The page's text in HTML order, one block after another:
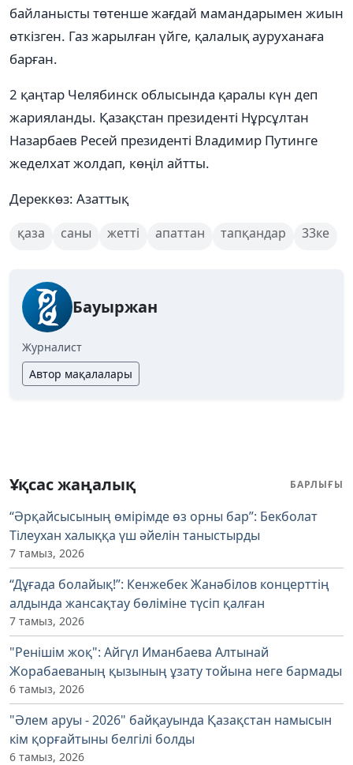
байланысты төтенше жағдай мамандарымен жиын
өткізген. Газ жарылған үйге, қалалық ауруханаға
барған.
2 қаңтар Челябинск облысында қаралы күн деп
жарияланды. Қазақстан президенті Нұрсұлтан
Назарбаев Ресей президенті Владимир Путинге
жеделхат жолдап, көңіл айтты.
Дереккөз: Азаттық
қаза саны жетті апаттан тапқандар 33ке
Бауыржан
Журналист
Автор мақалалары
Ұқсас жаңалық БАРЛЫҒЫ
“Әрқайсысының өмірімде өз орны бар”: Бекболат
Тілеухан халыққа үш әйелін таныстырды
7 тамыз, 2026
“Дұғада болайық!”: Кенжебек Жанәбілов концерттің
алдында жансақтау бөліміне түсіп қалған
7 тамыз, 2026
"Ренішім жоқ": Айгүл Иманбаева Алтынай
Жорабаеваның қызының ұзату тойына неге бармады
6 тамыз, 2026
"Әлем аруы - 2026" байқауында Қазақстан намысын
кім қорғайтыны белгілі болды
6 тамыз, 2026